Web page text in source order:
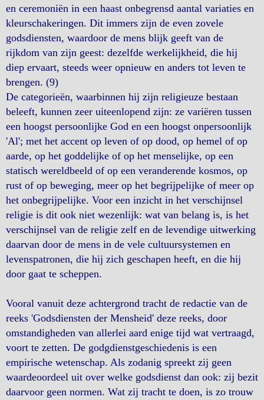
en ceremoniën in een haast onbegrensd aantal variaties en
kleurschakeringen. Dit immers zijn de even zovele
godsdiensten, waardoor de mens blijk geeft van de
rijkdom van zijn geest: dezelfde werkelijkheid, die hij
diep ervaart, steeds weer opnieuw en anders tot leven te
brengen. (9)
De categorieën, waarbinnen hij zijn religieuze bestaan
beleeft, kunnen zeer uiteenlopend zijn: ze variëren tussen
een hoogst persoonlijke God en een hoogst onpersoonlijk
'Al'; met het accent op leven of op dood, op hemel of op
aarde, op het goddelijke of op het menselijke, op een
statisch wereldbeeld of op een veranderende kosmos, op
rust of op beweging, meer op het begrijpelijke of meer op
het onbegrijpelijke. Voor een inzicht in het verschijnsel
religie is dit ook niet wezenlijk: wat van belang is, is het
verschijnsel van de religie zelf en de levendige uitwerking
daarvan door de mens in de vele cultuursystemen en
levenspatronen, die hij zich geschapen heeft, en die hij
door gaat te scheppen.
Vooral vanuit deze achtergrond tracht de redactie van de
reeks 'Godsdiensten der Mensheid' deze reeks, door
omstandigheden van allerlei aard enige tijd wat vertraagd,
voort te zetten. De godgdienstgeschiedenis is een
empirische wetenschap. Als zodanig spreekt zij geen
waardeoordeel uit over welke godsdienst dan ook: zij bezit
daarvoor geen normen. Wat zij tracht te doen, is zo trouw